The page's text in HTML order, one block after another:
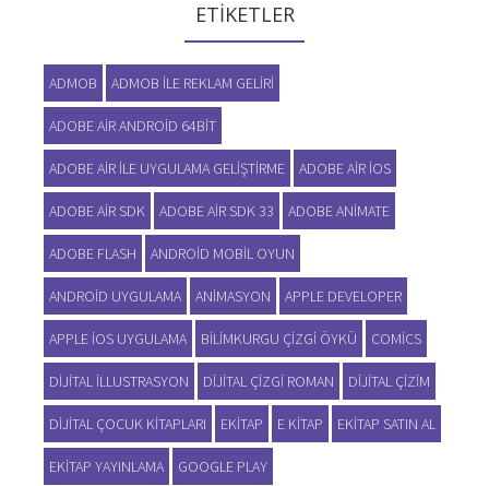
ETIKETLER
ADMOB ADMOB ILE REKLAM GELIRI
ADOBE AIR ANDROID 64BIT
ADOBE AIR ILE UYGULAMA GELIŞTIRME ADOBE AIR IOS
ADOBE AIR SDK ADOBE AIR SDK 33 ADOBE ANIMATE
ADOBE FLASH ANDROID MOBIL OYUN
ANDROID UYGULAMA ANIMASYON APPLE DEVELOPER
APPLE IOS UYGULAMA BILIMKURGU ÇIZGI ÖYKÜ COMICS
DIJITAL ILLUSTRASYON DIJITAL ÇIZGI ROMAN DIJITAL ÇIZIM
DIJITAL ÇOCUK KITAPLARI EKITAP E KITAP EKITAP SATIN AL
EKITAP YAYINLAMA GOOGLE PLAY